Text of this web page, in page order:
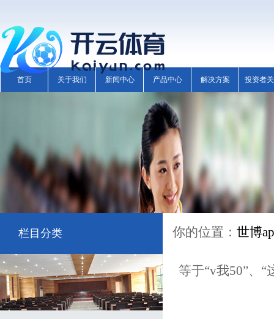
首页 关于我们 新闻中心 产品中心 解决方案 投资者
栏目分类 你的位置： 世博
等于“v我50”、